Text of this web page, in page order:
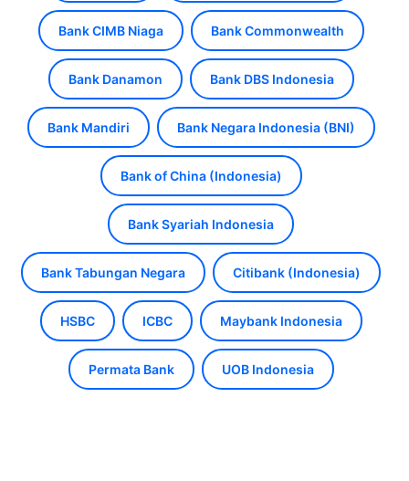
Bank CIMB Niaga Bank Commonwealth
Bank Danamon Bank DBS Indonesia
Bank Mandiri Bank Negara Indonesia (BNI)
Bank of China (Indonesia)
Bank Syariah Indonesia
Bank Tabungan Negara Citibank (Indonesia)
HSBC ICBC Maybank Indonesia
Permata Bank UOB Indonesia